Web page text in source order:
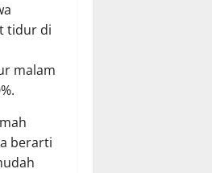
tidur di
malam
berarti